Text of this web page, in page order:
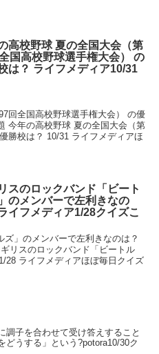
高校野球 夏の全国大会（第
国高校野球選手権大会） の
は？ ライフメディア10/31
回全国高校野球選手権大会） の優
今年の高校野球 夏の全国大会（第
勝校は？ 10/31 ライフメディアほ
スのロックバンド「ビート
のメンバーで左利きなの
イフメディア1/28クイズこ
」のメンバーで左利きなのは？
リスのロックバンド「ビートル
28 ライフメディアほぼ毎日クイズ
調子を合わせて受け答えすること
どうする」という?potora10/30ク